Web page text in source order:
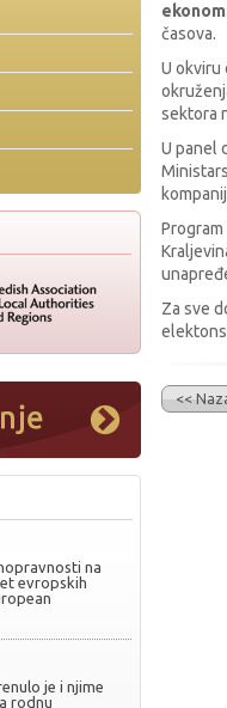
na
evropskih
je i njime
rodnu
časova.
U okviru
sektora
U panel
Za sve
<<